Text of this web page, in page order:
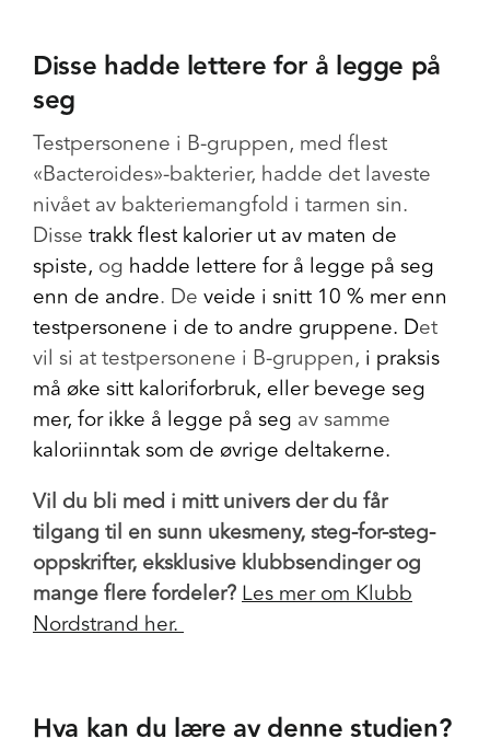
Disse hadde lettere for å legge på
seg
Testpersonene i B-gruppen, med flest
«Bacteroides»-bakterier, hadde det laveste
nivået av bakteriemangfold i tarmen sin.
Disse trakk flest kalorier ut av maten de
spiste, og hadde lettere for å legge på seg
enn de andre. De veide i snitt 10 % mer enn
testpersonene i de to andre gruppene. Det
vil si at testpersonene i B-gruppen, i praksis
må øke sitt kaloriforbruk, eller bevege seg
mer, for ikke å legge på seg av samme
kaloriinntak som de øvrige deltakerne.
Vil du bli med i mitt univers der du får
tilgang til en sunn ukesmeny, steg-for-steg-
oppskrifter, eksklusive klubbsendinger og
mange flere fordeler?Les mer om Klubb
Nordstrand her.
Hva kan du lære av denne studien?